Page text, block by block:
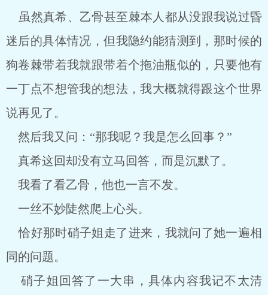
虽然真希、乙骨甚至棘本人都从没跟我说过昏
迷后的具体情况，但我隐约能猜测到，那时候的
狗卷棘带着我就跟带着个拖油瓶似的，只要他有
一丁点不想管我的想法，我大概就得跟这个世界
说再见了。
然后我又问：“那我呢？我是怎么回事？”
真希这回却没有立马回答，而是沉默了。
我看了看乙骨，他也一言不发。
一丝不妙陡然爬上心头。
恰好那时硝子姐走了进来，我就问了她一遍相
同的问题。
硝子姐回答了一大串，具体内容我记不太清